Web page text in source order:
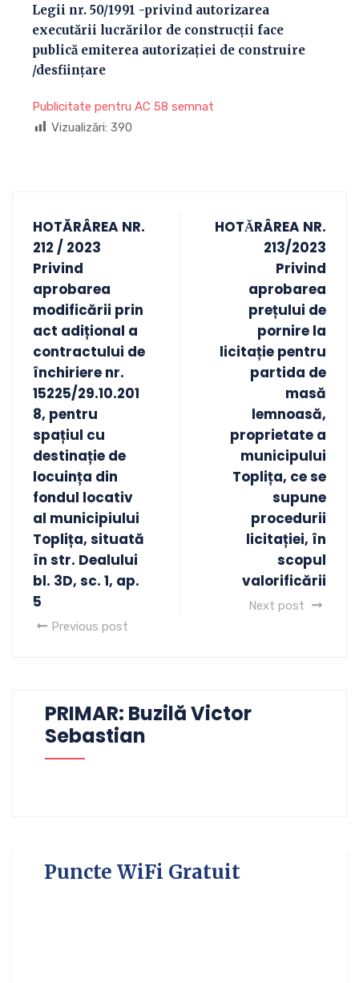
Legii nr. 50/1991 -privind autorizarea
executării lucrărilor de construcţii face
publică emiterea autorizaţiei de construire
/desființare
Publicitate pentru AC 58 semnat
Vizualizări: 390
HOTĂRÂREA NR.
212 / 2023
Privind
aprobarea
modificării prin
act adițional a
contractului de
închiriere nr.
15225/29.10.201
8, pentru
spațiul cu
destinație de
locuința din
fondul locativ
al municipiului
Toplița, situată
în str. Dealului
bl. 3D, sc. 1, ap.
5
Previous post
HOTǍRÂREA NR.
213/2023
Privind
aprobarea
prețului de
pornire la
licitație pentru
partida de
masă
lemnoasă,
proprietate a
municipului
Toplița, ce se
supune
procedurii
licitației, în
scopul
valorificării
Next post
PRIMAR: Buzilă Victor
Sebastian
Puncte WiFi Gratuit